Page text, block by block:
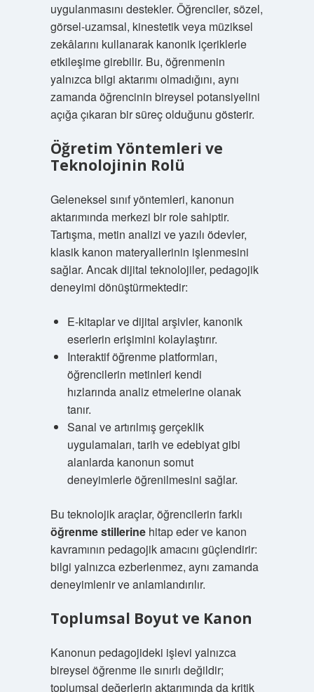
uygulanmasını destekler. Öğrenciler, sözel,
görsel-uzamsal, kinestetik veya müziksel
zekâlarını kullanarak kanonik içeriklerle
etkileşime girebilir. Bu, öğrenmenin
yalnızca bilgi aktarımı olmadığını, aynı
zamanda öğrencinin bireysel potansiyelini
açığa çıkaran bir süreç olduğunu gösterir.
Öğretim Yöntemleri ve
Teknolojinin Rolü
Geleneksel sınıf yöntemleri, kanonun
aktarımında merkezi bir role sahiptir.
Tartışma, metin analizi ve yazılı ödevler,
klasik kanon materyallerinin işlenmesini
sağlar. Ancak dijital teknolojiler, pedagojik
deneyimi dönüştürmektedir:
E-kitaplar ve dijital arşivler, kanonik
eserlerin erişimini kolaylaştırır.
Interaktif öğrenme platformları,
öğrencilerin metinleri kendi
hızlarında analiz etmelerine olanak
tanır.
Sanal ve artırılmış gerçeklik
uygulamaları, tarih ve edebiyat gibi
alanlarda kanonun somut
deneyimlerle öğrenilmesini sağlar.
Bu teknolojik araçlar, öğrencilerin farklı
öğrenme stillerinehitap eder ve kanon
kavramının pedagojik amacını güçlendirir:
bilgi yalnızca ezberlenmez, aynı zamanda
deneyimlenir ve anlamlandırılır.
Toplumsal Boyut ve Kanon
Kanonun pedagojideki işlevi yalnızca
bireysel öğrenme ile sınırlı değildir;
toplumsal değerlerin aktarımında da kritik